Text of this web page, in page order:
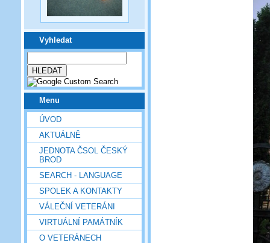
Vyhledat
Menu
ÚVOD
AKTUÁLNĚ
JEDNOTA ČSOL ČESKÝ
BROD
SEARCH - LANGUAGE
SPOLEK A KONTAKTY
VÁLEČNÍ VETERÁNI
VIRTUÁLNÍ PAMÁTNÍK
O VETERÁNECH